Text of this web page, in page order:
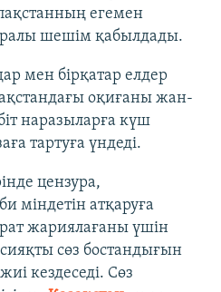
егемен
шешім қабылдады.
мен бірқатар елдер
оқиғаны жан-
наразыларға күш
тартуға үндеді.
цензура,
міндетін атқаруға
жариялағаны үшін
сөз бостандығын
кездеседі. Сөз